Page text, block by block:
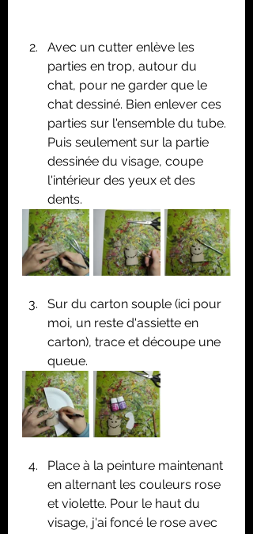
Avec un cutter enlève les
parties en trop, autour du
chat, pour ne garder que le
chat dessiné. Bien enlever ces
parties sur l'ensemble du tube.
Puis seulement sur la partie
dessinée du visage, coupe
l'intérieur des yeux et des
dents.
Sur du carton souple (ici pour
moi, un reste d'assiette en
carton), trace et découpe une
queue.
Place à la peinture maintenant
en alternant les couleurs rose
et violette. Pour le haut du
visage, j'ai foncé le rose avec